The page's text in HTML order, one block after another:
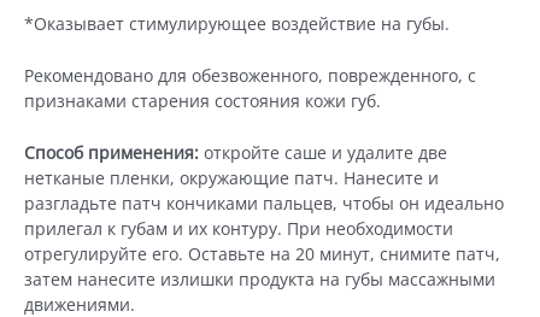
*Оказывает стимулирующее воздействие на губы.
Рекомендовано для обезвоженного, поврежденного, с
признаками старения состояния кожи губ.
Способ применения: откройте саше и удалите две
нетканые пленки, окружающие патч. Нанесите и
разгладьте патч кончиками пальцев, чтобы он идеально
прилегал к губам и их контуру. При необходимости
отрегулируйте его. Оставьте на 20 минут, снимите патч,
затем нанесите излишки продукта на губы массажными
движениями.